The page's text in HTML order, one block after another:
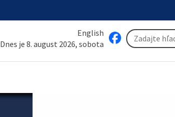
English
Dnes je 8. august 2026, sobota